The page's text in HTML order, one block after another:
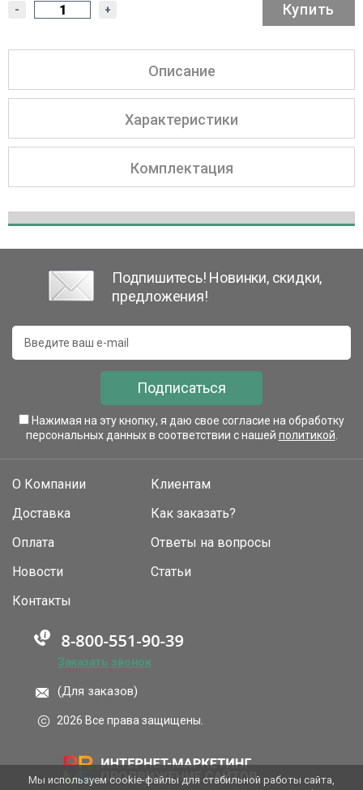
- + Купить
Описание
Характеристики
Комплектация
Подпишитесь! Новинки, скидки,
предложения!
Подписаться
Нажимая на эту кнопку, я даю свое согласие на обработку
персональных данных в соответствии с нашей политикой
О Компании
Доставка
Оплата
Новости
Клиентам
Как заказать?
Ответы на вопросы
Статьи
Контакты
Заказать звонок
(Для заказов)
2026 Все права защищены.
Мы используем cookie-файлы для стабильной работы сайта,